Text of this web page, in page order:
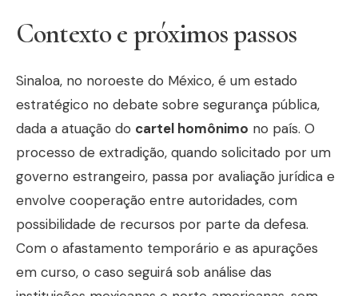
Contexto e próximos passos
Sinaloa, no noroeste do México, é um estado
estratégico no debate sobre segurança pública,
dada a atuação do cartel homônimo no país. O
processo de extradição, quando solicitado por um
governo estrangeiro, passa por avaliação jurídica e
envolve cooperação entre autoridades, com
possibilidade de recursos por parte da defesa.
Com o afastamento temporário e as apurações
em curso, o caso seguirá sob análise das